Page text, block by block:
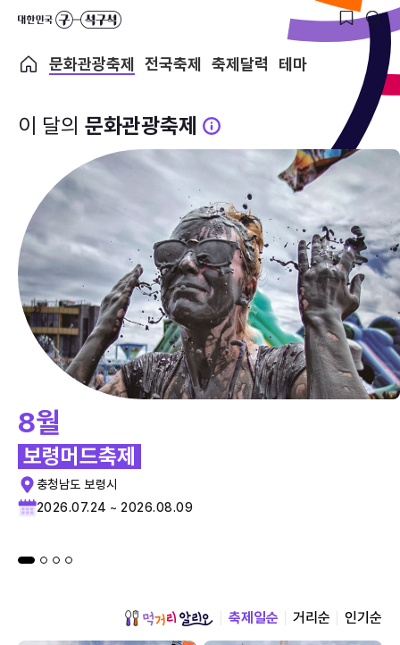
문화관광축제 전국축제 축제달력 테마
이 달의 문화관광축제
8월
보령머드축제
충청남도 보령시
2026.07.24 ~ 2026.08.09
축제일순 거리순 인기순